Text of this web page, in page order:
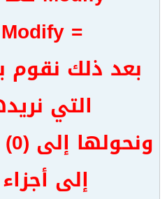
= Modify تعديل
بعد ذلك نقوم
التي
إلى أجزاء